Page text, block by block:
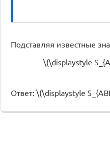
Подставляя известные
\(\displaystyle
Ответ: \(\displaystyle